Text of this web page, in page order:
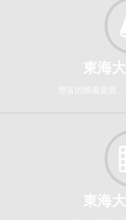
東海
豐富的圖書資源
東海